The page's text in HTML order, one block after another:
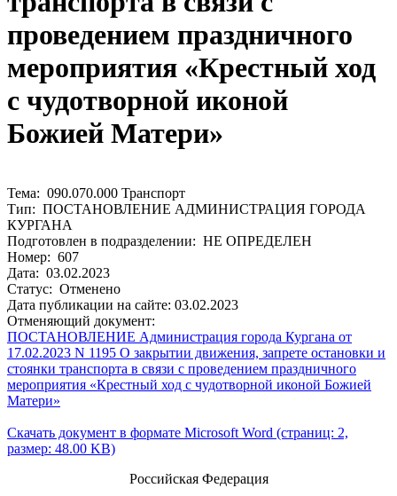
проведением праздничного
мероприятия «Крестный ход
с чудотворной иконой
Божией Матери»
Тема: 090.070.000 Транспорт
Тип: ПОСТАНОВЛЕНИЕ АДМИНИСТРАЦИЯ ГОРОДА
КУРГАНА
Подготовлен в подразделении: НЕ ОПРЕДЕЛЕН
Номер: 607
Дата: 03.02.2023
Статус: Отменено
Дата публикации на сайте: 03.02.2023
Отменяющий документ:
ПОСТАНОВЛЕНИЕ Администрация города Кургана от
17.02.2023 N 1195 О закрытии движения, запрете остановки и
стоянки транспорта в связи с проведением праздничного
мероприятия «Крестный ход с чудотворной иконой Божией
Матери»
Скачать документ в формате Microsoft Word (страниц: 2,
размер: 48.00 KB)
Российская Федерация